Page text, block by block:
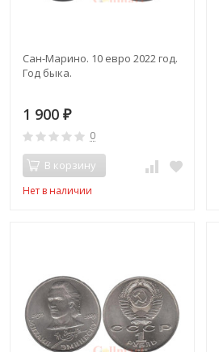
Сан-Марино. 10 евро 2022 год.
Год быка.
1 900₽
0
В корзину
Нет в наличии